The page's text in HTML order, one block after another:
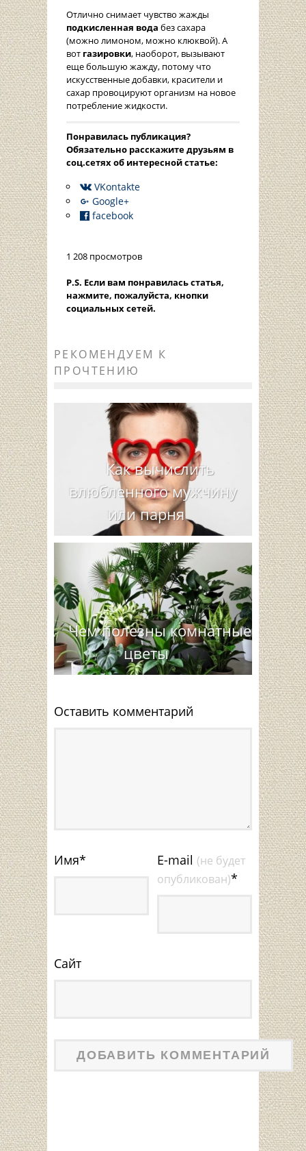
Отлично снимает чувство жажды
подкисленная вода без сахара
(можно лимоном, можно клюквой). А
вот газировки, наоборот, вызывают
еще большую жажду, потому что
искусственные добавки, красители и
сахар провоцируют организм на новое
потребление жидкости.
Понравилась публикация?
Oбязательно расскажите друзьям в
соц.сетях об интересной статье:
VKontakte
Google+
facebook
1 208 просмотров
P.S. Если вам понравилась статья,
нажмите, пожалуйста, кнопки
социальных сетей.
РЕКОМЕНДУЕМ К
ПРОЧТЕНИЮ
Как вычислить
влюбленного мужчину
или парня
Чем полезны комнатные
цветы
Оставить комментарий
Имя* E-mail (не будет
опубликован)*
Сайт